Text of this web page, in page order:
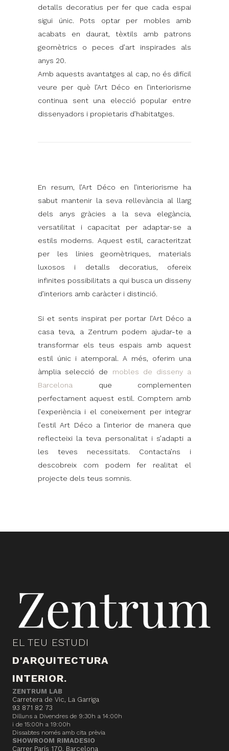
detalls decoratius per fer que cada espai
sigui únic. Pots optar per mobles amb
acabats en daurat, tèxtils amb patrons
geomètrics o peces d’art inspirades als
anys 20.
Amb aquests avantatges al cap, no és difícil
veure per què l’Art Déco en l’interiorisme
continua sent una elecció popular entre
dissenyadors i propietaris d’habitatges.
En resum, l’Art Déco en l’interiorisme ha
sabut mantenir la seva rellevància al llarg
dels anys gràcies a la seva elegància,
versatilitat i capacitat per adaptar-se a
estils moderns. Aquest estil, caracteritzat
per les línies geomètriques, materials
luxosos i detalls decoratius, ofereix
infinites possibilitats a qui busca un disseny
d’interiors amb caràcter i distinció.
Si et sents inspirat per portar l’Art Déco a
casa teva, a Zentrum podem ajudar-te a
transformar els teus espais amb aquest
estil únic i atemporal. A més, oferim una
àmplia selecció de mobles de disseny a
Barcelona que complementen
perfectament aquest estil. Comptem amb
l’experiència i el coneixement per integrar
l’estil Art Déco a l’interior de manera que
reflecteixi la teva personalitat i s’adapti a
les teves necessitats. Contacta’ns i
descobreix com podem fer realitat el
projecte dels teus somnis.
EL TEU ESTUDI
D'ARQUITECTURA
INTERIOR.
ZENTRUM LAB
Carretera de Vic, La Garriga
93 871 82 73
Dilluns a Divendres de 9:30h a 14:00h
i de 15:00h a 19:00h
Dissabtes només amb cita prèvia
SHOWROOM RIMADESIO
Carrer París 170, Barcelona